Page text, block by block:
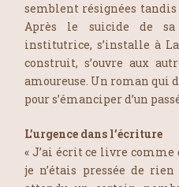
semblent résignées tandis
Après le suicide de sa
institutrice, s’installe à
construit, s’ouvre aux
amoureuse. Un roman qui
pour s’émanciper d’un
L’urgence dans l’écriture
« J’ai écrit ce livre comme
je n’étais pressée de